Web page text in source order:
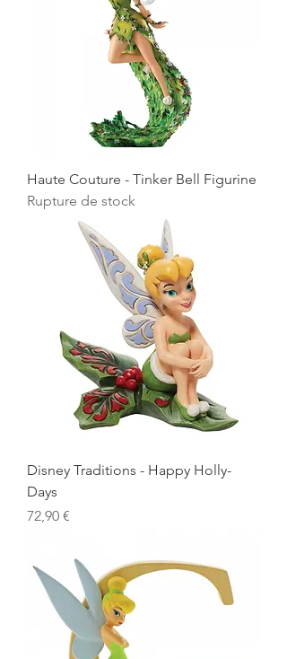
Haute Couture - Tinker Bell Figurine
Rupture de stock
Disney Traditions - Happy Holly-
Days
Prix
72,90 €